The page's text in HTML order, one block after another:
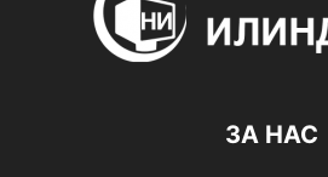
ЗА НАС